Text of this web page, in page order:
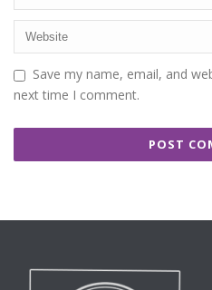
Save my name, email, and
next time I comment.